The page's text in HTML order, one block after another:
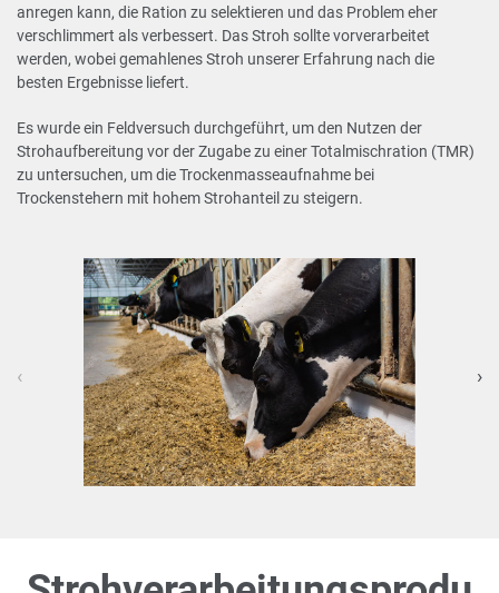
anregen kann, die Ration zu selektieren und das Problem eher
verschlimmert als verbessert. Das Stroh sollte vorverarbeitet
werden, wobei gemahlenes Stroh unserer Erfahrung nach die
besten Ergebnisse liefert.
Es wurde ein Feldversuch durchgeführt, um den Nutzen der
Strohaufbereitung vor der Zugabe zu einer Totalmischration (TMR)
zu untersuchen, um die Trockenmasseaufnahme bei
Trockenstehern mit hohem Strohanteil zu steigern.
‹ ›